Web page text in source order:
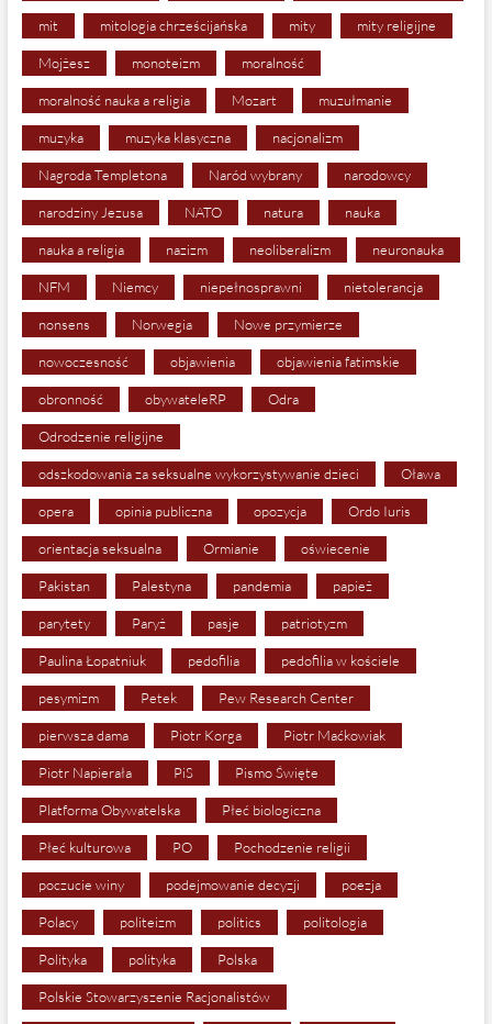
mit mitologia chrześcijańska mity mity religijne
Mojżesz monoteizm moralność
moralność nauka a religia Mozart muzułmanie
muzyka muzyka klasyczna nacjonalizm
Nagroda Templetona Naród wybrany narodowcy
narodziny Jezusa NATO natura nauka
nauka a religia nazizm neoliberalizm neuronauka
NFM Niemcy niepełnosprawni nietolerancja
nonsens Norwegia Nowe przymierze
nowoczesność objawienia objawienia fatimskie
obronność obywateleRP Odra
Odrodzenie religijne
odszkodowania za seksualne wykorzystywanie dzieci Oława
opera opinia publiczna opozycja Ordo Iuris
orientacja seksualna Ormianie oświecenie
Pakistan Palestyna pandemia papież
parytety Paryż pasje patriotyzm
Paulina Łopatniuk pedofilia pedofilia w kościele
pesymizm Petek Pew Research Center
pierwsza dama Piotr Korga Piotr Maćkowiak
Piotr Napierała PiS Pismo Święte
Platforma Obywatelska Płeć biologiczna
Płeć kulturowa PO Pochodzenie religii
poczucie winy podejmowanie decyzji poezja
Polacy politeizm politics politologia
Polityka polityka Polska
Polskie Stowarzyszenie Racjonalistów